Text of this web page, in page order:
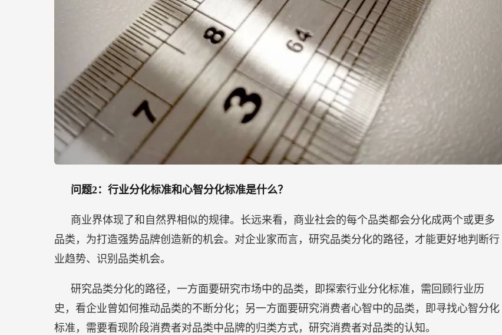
问题2：行业分化标准和心智分化标准是什么？
商业界体现了和自然界相似的规律。长远来看，商业社会的每个品类都会分化成两个或更多
品类，为打造强势品牌创造新的机会。对企业家而言，研究品类分化的路径，才能更好地判断行
业趋势、识别品类机会。
研究品类分化的路径，一方面要研究市场中的品类，即探索行业分化标准，需回顾行业历
史，看企业曾如何推动品类的不断分化；另一方面要研究消费者心智中的品类，即寻找心智分化
标准，需要看现阶段消费者对品类中品牌的归类方式，研究消费者对品类的认知。